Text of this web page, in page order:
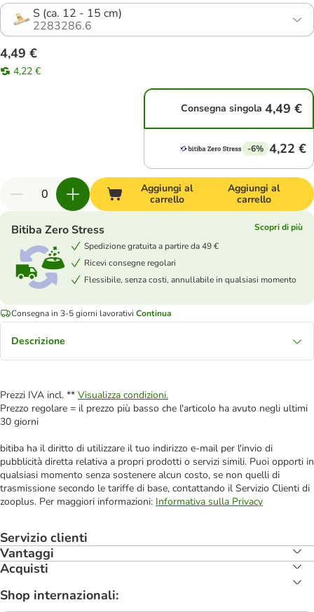
S (ca. 12 - 15 cm)
2283286.6
4,49 €
4,22 €
Consegna singola 4,49 €
-6% 4,22 €
Aggiungi al
carrello
Aggiungi al
carrello
Bitiba Zero Stress
Scopri di più
Spedizione gratuita a partire da 49 €
Ricevi consegne regolari
Flessibile, senza costi, annullabile in qualsiasi momento
Consegna in 3-5 giorni lavorativi Continua
Descrizione
Prezzi IVA incl. ** Visualizza condizioni.
Prezzo regolare = il prezzo più basso che l'articolo ha avuto negli ultimi
30 giorni
bitiba ha il diritto di utilizzare il tuo indirizzo e-mail per l'invio di
pubblicità diretta relativa a propri prodotti o servizi simili. Puoi opporti in
qualsiasi momento senza sostenere alcun costo, se non quelli di
trasmissione secondo le tariffe di base, contattando il Servizio Clienti di
zooplus. Per maggiori informazioni: Informativa sulla Privacy
Servizio clienti
Vantaggi
Acquisti
Shop internazionali: